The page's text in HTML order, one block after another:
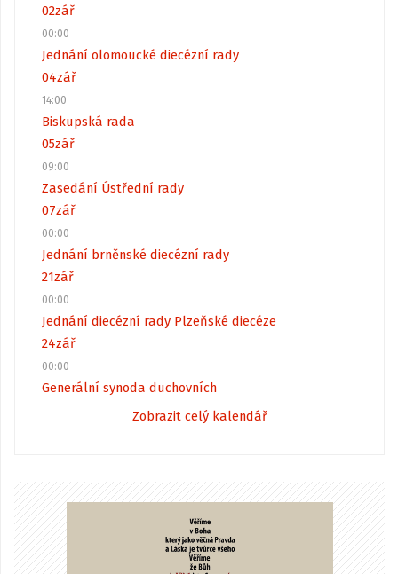
02zář
00:00
Jednání olomoucké diecézní rady
04zář
14:00
Biskupská rada
05zář
09:00
Zasedání Ústřední rady
07zář
00:00
Jednání brněnské diecézní rady
21zář
00:00
Jednání diecézní rady Plzeňské diecéze
24zář
00:00
Generální synoda duchovních
Zobrazit celý kalendář